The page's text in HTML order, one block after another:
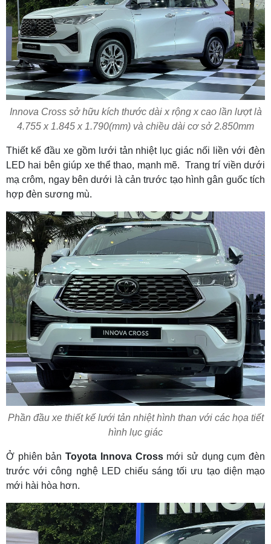
Innova Cross sở hữu kích thước dài x rộng x cao lần lượt là
4.755 x 1.845 x 1.790(mm) và chiều dài cơ sở 2.850mm
Thiết kế đầu xe gồm lưới tản nhiệt lục giác nối liền với đèn
LED hai bên giúp xe thể thao, mạnh mẽ. Trang trí viền dưới
mạ crôm, ngay bên dưới là cản trước tạo hình gân guốc tích
hợp đèn sương mù.
Phần đầu xe thiết kế lưới tản nhiệt hình than với các họa tiết
hình lục giác
Ở phiên bảnToyota Innova Crossmới sử dụng cụm đèn
trước với công nghệ LED chiếu sáng tối ưu tạo diện mạo
mới hài hòa hơn.